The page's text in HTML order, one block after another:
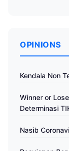
OPINIONS
Kendala Non
Winner or
Determinasi
Nasib